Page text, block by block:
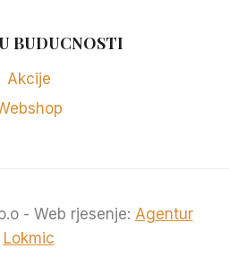
BUDUCNOSTI
Akcije
- Web rjesenje: Agentur
Lokmic